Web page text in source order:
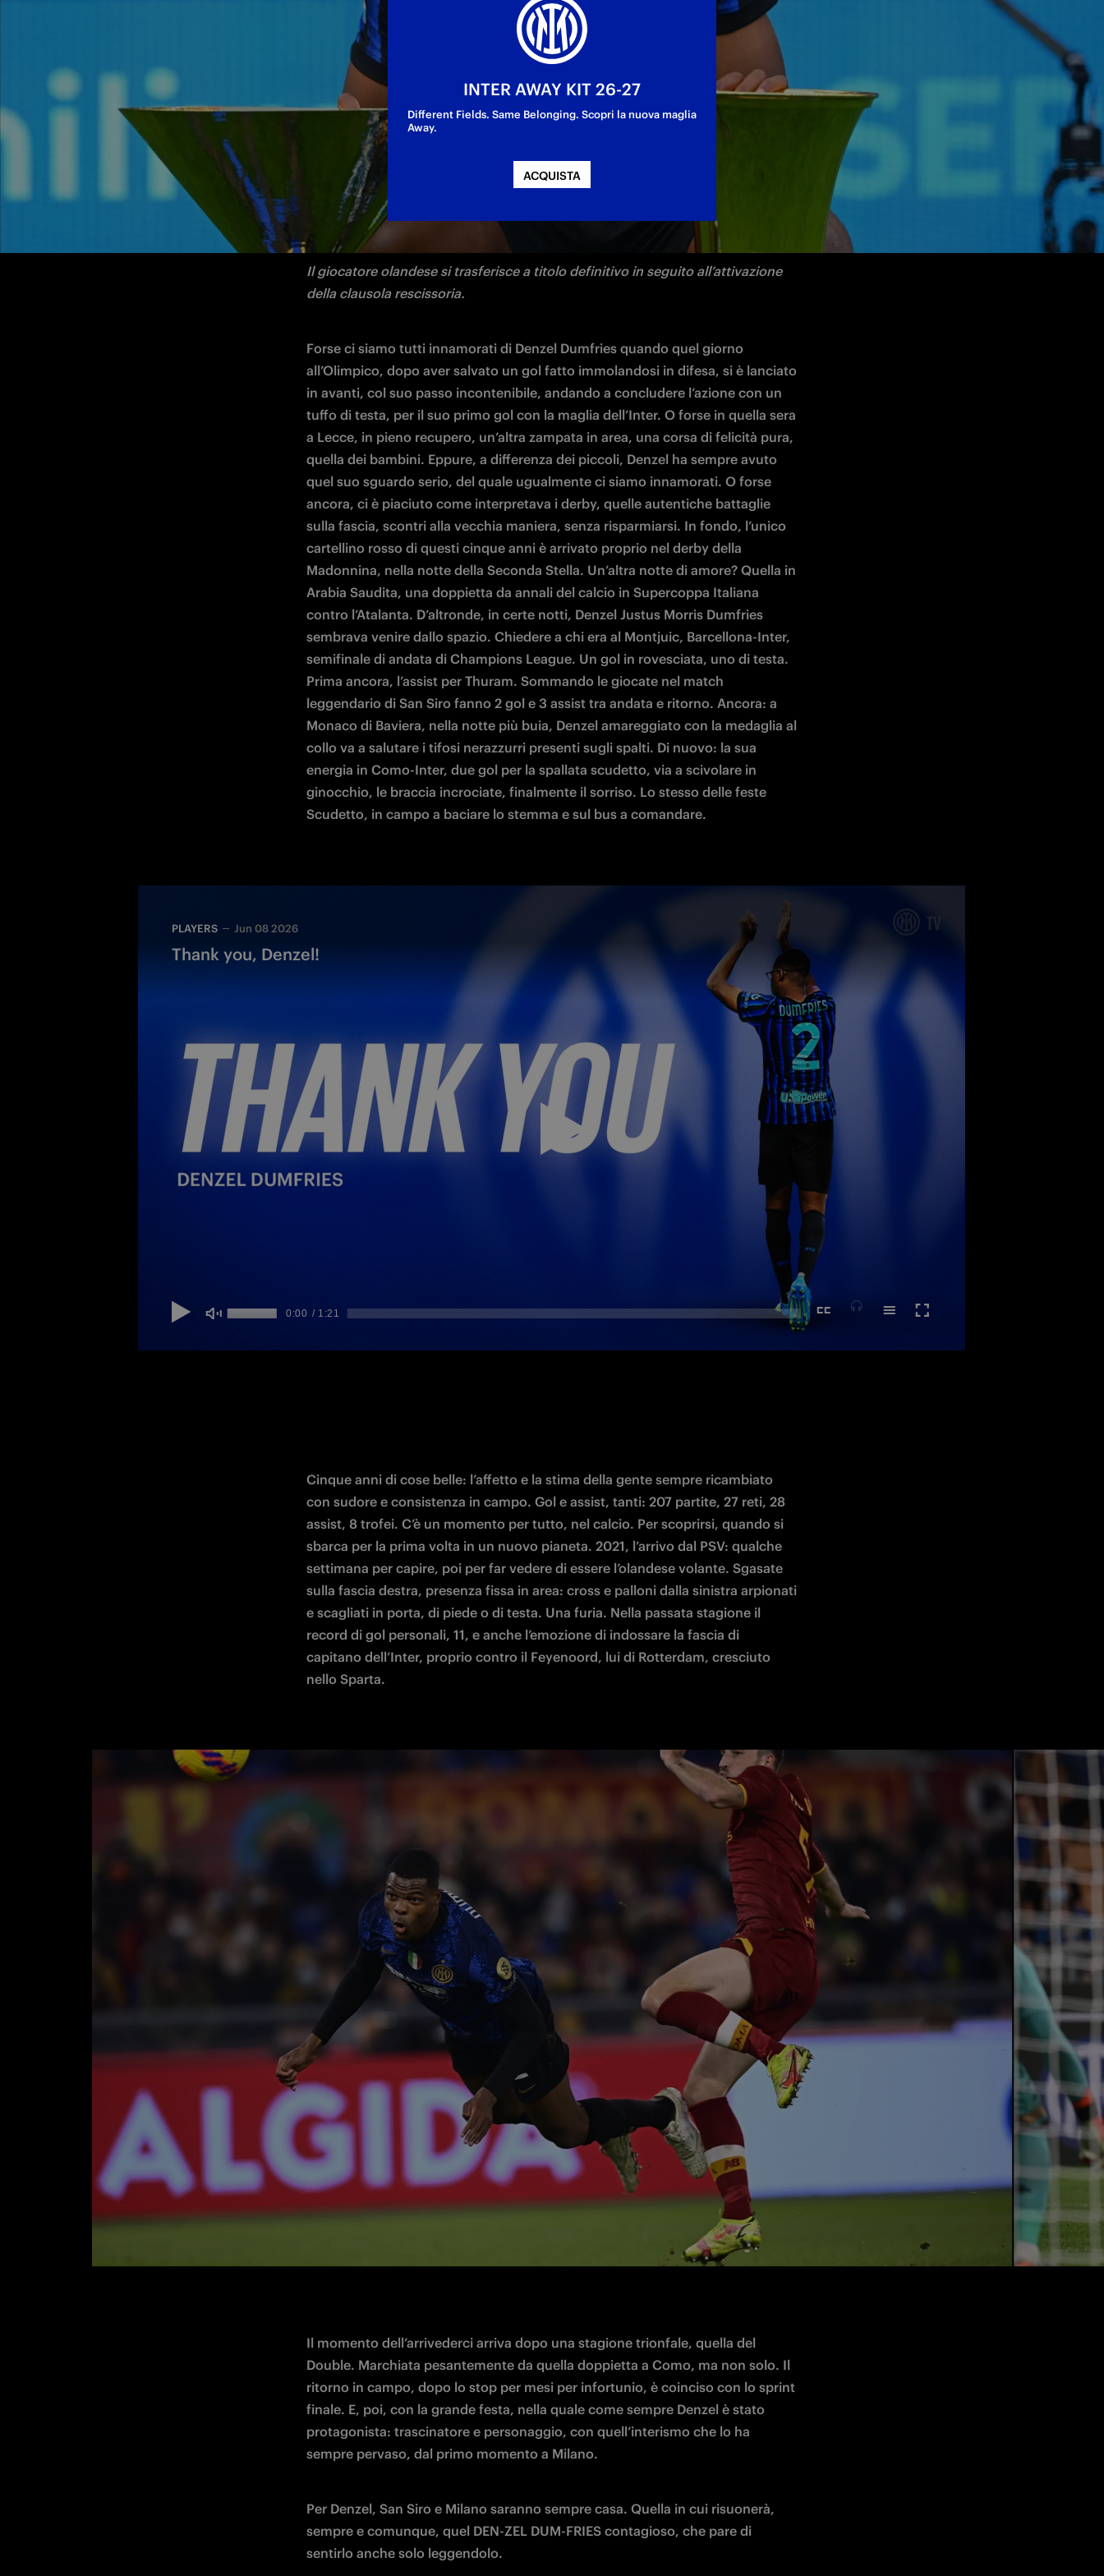
L'esterno olandese si trasferisce a titolo definitivo al Real Madrid dopo 207 partite, 27 reti, 28 assist e 8 trofei
FC Internazionale Milano comunica il trasferimento di Denzel Dumfries al Real
Madrid C. F.
Il giocatore olandese si trasferisce a titolo definitivo in seguito all’attivazione
della clausola rescissoria.
Forse ci siamo tutti innamorati di Denzel Dumfries quando quel giorno
all’Olimpico, dopo aver salvato un gol fatto immolandosi in difesa, si è lanciato
in avanti, col suo passo incontenibile, andando a concludere l’azione con un
tuffo di testa, per il suo primo gol con la maglia dell’Inter. O forse in quella sera
a Lecce, in pieno recupero, un’altra zampata in area, una corsa di felicità pura,
quella dei bambini. Eppure, a differenza dei piccoli, Denzel ha sempre avuto
quel suo sguardo serio, del quale ugualmente ci siamo innamorati. O forse
ancora, ci è piaciuto come interpretava i derby, quelle autentiche battaglie
sulla fascia, scontri alla vecchia maniera, senza risparmiarsi. In fondo, l’unico
cartellino rosso di questi cinque anni è arrivato proprio nel derby della
Madonnina, nella notte della Seconda Stella. Un’altra notte di amore? Quella in
Arabia Saudita, una doppietta da annali del calcio in Supercoppa Italiana
contro l’Atalanta. D’altronde, in certe notti, Denzel Justus Morris Dumfries
sembrava venire dallo spazio. Chiedere a chi era al Montjuic, Barcellona-Inter,
semifinale di andata di Champions League. Un gol in rovesciata, uno di testa.
Prima ancora, l’assist per Thuram. Sommando le giocate nel match
leggendario di San Siro fanno 2 gol e 3 assist tra andata e ritorno. Ancora: a
Monaco di Baviera, nella notte più buia, Denzel amareggiato con la medaglia al
collo va a salutare i tifosi nerazzurri presenti sugli spalti. Di nuovo: la sua
energia in Como-Inter, due gol per la spallata scudetto, via a scivolare in
ginocchio, le braccia incrociate, finalmente il sorriso. Lo stesso delle feste
Scudetto, in campo a baciare lo stemma e sul bus a comandare.
PLAYERS Jun 08 2026
Thank you, Denzel!
Cinque anni di cose belle: l’affetto e la stima della gente sempre ricambiato
con sudore e consistenza in campo. Gol e assist, tanti: 207 partite, 27 reti, 28
assist, 8 trofei. C’è un momento per tutto, nel calcio. Per scoprirsi, quando si
sbarca per la prima volta in un nuovo pianeta. 2021, l’arrivo dal PSV: qualche
settimana per capire, poi per far vedere di essere l’olandese volante. Sgasate
sulla fascia destra, presenza fissa in area: cross e palloni dalla sinistra arpionati
e scagliati in porta, di piede o di testa. Una furia. Nella passata stagione il
record di gol personali, 11, e anche l’emozione di indossare la fascia di
capitano dell’Inter, proprio contro il Feyenoord, lui di Rotterdam, cresciuto
nello Sparta.
Il momento dell’arrivederci arriva dopo una stagione trionfale, quella del
Double. Marchiata pesantemente da quella doppietta a Como, ma non solo. Il
ritorno in campo, dopo lo stop per mesi per infortunio, è coinciso con lo sprint
finale. E, poi, con la grande festa, nella quale come sempre Denzel è stato
protagonista: trascinatore e personaggio, con quell’interismo che lo ha
sempre pervaso, dal primo momento a Milano.
Per Denzel, San Siro e Milano saranno sempre casa. Quella in cui risuonerà,
sempre e comunque, quel DEN-ZEL DUM-FRIES contagioso, che pare di
sentirlo anche solo leggendolo.
INTER AWAY KIT 26-27
Different Fields. Same Belonging. Scopri la nuova maglia
Away.
ACQUISTA